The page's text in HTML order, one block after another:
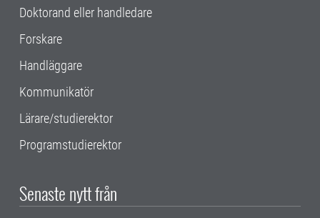
Doktorand eller handledare
Forskare
Handläggare
Kommunikatör
Lärare/studierektor
Programstudierektor
Senaste nytt från